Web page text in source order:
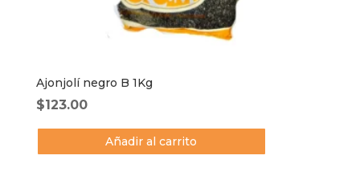
Ajonjolí negro B 1Kg
$123.00
Añadir al carrito